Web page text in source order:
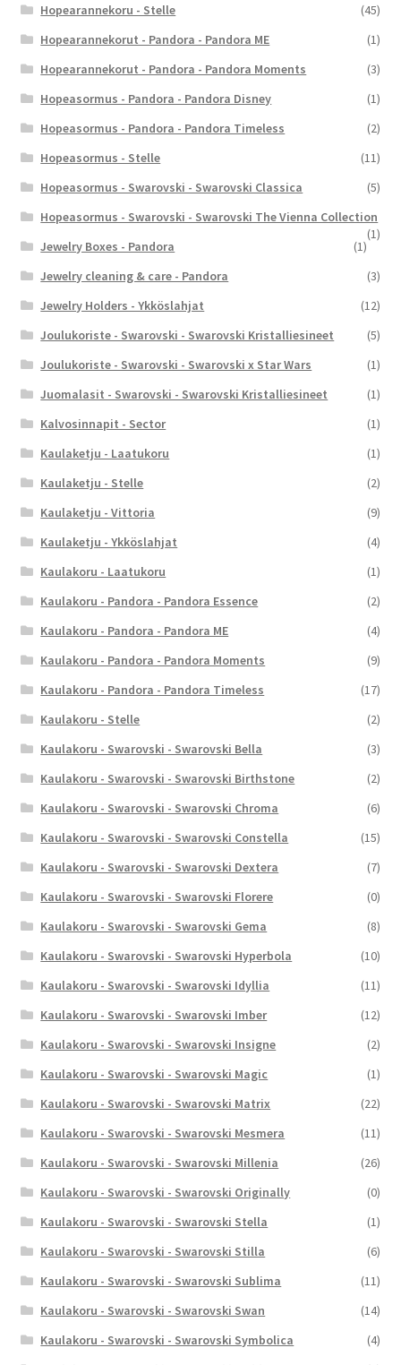
Hopearannekoru - Stelle
(45)
Hopearannekorut - Pandora - Pandora ME
(1)
Hopearannekorut - Pandora - Pandora Moments
(3)
Hopeasormus - Pandora - Pandora Disney
(1)
Hopeasormus - Pandora - Pandora Timeless
(2)
Hopeasormus - Stelle
(11)
Hopeasormus - Swarovski - Swarovski Classica
(5)
Hopeasormus - Swarovski - Swarovski The Vienna Collection
(1)
Jewelry Boxes - Pandora
(1)
Jewelry cleaning & care - Pandora
(3)
Jewelry Holders - Ykköslahjat
(12)
Joulukoriste - Swarovski - Swarovski Kristalliesineet
(5)
Joulukoriste - Swarovski - Swarovski x Star Wars
(1)
Juomalasit - Swarovski - Swarovski Kristalliesineet
(1)
Kalvosinnapit - Sector
(1)
Kaulaketju - Laatukoru
(1)
Kaulaketju - Stelle
(2)
Kaulaketju - Vittoria
(9)
Kaulaketju - Ykköslahjat
(4)
Kaulakoru - Laatukoru
(1)
Kaulakoru - Pandora - Pandora Essence
(2)
Kaulakoru - Pandora - Pandora ME
(4)
Kaulakoru - Pandora - Pandora Moments
(9)
Kaulakoru - Pandora - Pandora Timeless
(17)
Kaulakoru - Stelle
(2)
Kaulakoru - Swarovski - Swarovski Bella
(3)
Kaulakoru - Swarovski - Swarovski Birthstone
(2)
Kaulakoru - Swarovski - Swarovski Chroma
(6)
Kaulakoru - Swarovski - Swarovski Constella
(15)
Kaulakoru - Swarovski - Swarovski Dextera
(7)
Kaulakoru - Swarovski - Swarovski Florere
(0)
Kaulakoru - Swarovski - Swarovski Gema
(8)
Kaulakoru - Swarovski - Swarovski Hyperbola
(10)
Kaulakoru - Swarovski - Swarovski Idyllia
(11)
Kaulakoru - Swarovski - Swarovski Imber
(12)
Kaulakoru - Swarovski - Swarovski Insigne
(2)
Kaulakoru - Swarovski - Swarovski Magic
(1)
Kaulakoru - Swarovski - Swarovski Matrix
(22)
Kaulakoru - Swarovski - Swarovski Mesmera
(11)
Kaulakoru - Swarovski - Swarovski Millenia
(26)
Kaulakoru - Swarovski - Swarovski Originally
(0)
Kaulakoru - Swarovski - Swarovski Stella
(1)
Kaulakoru - Swarovski - Swarovski Stilla
(6)
Kaulakoru - Swarovski - Swarovski Sublima
(11)
Kaulakoru - Swarovski - Swarovski Swan
(14)
Kaulakoru - Swarovski - Swarovski Symbolica
(4)